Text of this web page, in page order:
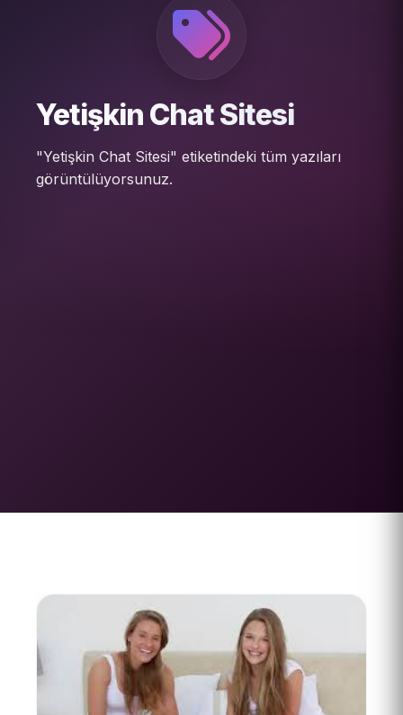
Yetişkin Chat Sitesi
"Yetişkin Chat Sitesi" etiketindeki tüm yazıları
görüntülüyorsunuz.